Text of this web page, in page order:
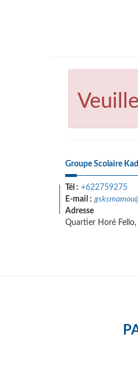
Groupe Scolaire
Tél : +622759275
E-mail :
Adresse
Quartier Horé